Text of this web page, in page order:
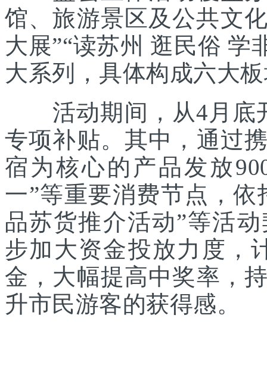
馆、旅游景区及公共文
大展”“读苏州 逛民俗 学
大系列，具体构成六大
活动期间，从4月底
专项补贴。其中，通过
宿为核心的产品发放
一”等重要消费节点，
品苏货推介活动”等活
步加大资金投放力度，
金，大幅提高中奖率，
升市民游客的获得感。